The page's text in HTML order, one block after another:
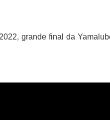
grande final da